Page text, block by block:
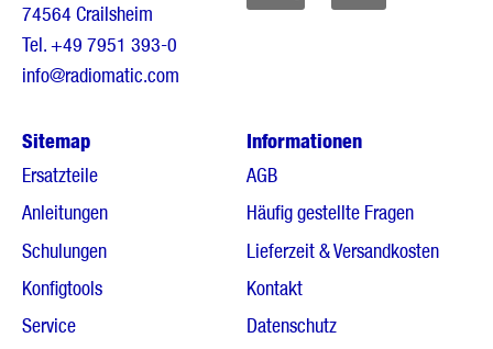
74564 Crailsheim
Tel.+49 7951 393-0
info@radiomatic.com
Sitemap
Ersatzteile
Anleitungen
Schulungen
Konfigtools
Service
Informationen
AGB
Häufig gestellte Fragen
Lieferzeit & Versandkosten
Kontakt
Datenschutz